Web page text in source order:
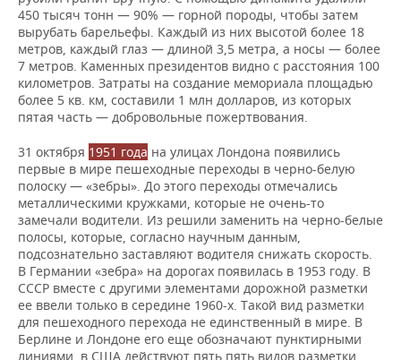
450 тысяч тонн — 90% — горной породы, чтобы затем
вырубать барельефы. Каждый из них высотой более 18
метров, каждый глаз — длиной 3,5 метра, а носы — более
7 метров. Каменных президентов видно с расстояния 100
километров. Затраты на создание мемориала площадью
более 5 кв. км, составили 1 млн долларов, из которых
пятая часть — добровольные пожертвования.
31 октября 1951 года на улицах Лондона появились
первые в мире пешеходные переходы в черно-белую
полоску — «зебры». До этого переходы отмечались
металлическими кружками, которые не очень-то
замечали водители. Из решили заменить на черно-белые
полосы, которые, согласно научным данным,
подсознательно заставляют водителя снижать скорость.
В Германии «зебра» на дорогах появилась в 1953 году. В
СССР вместе с другими элементами дорожной разметки
ее ввели только в середине 1960-х. Такой вид разметки
для пешеходного перехода не единственный в мире. В
Берлине и Лондоне его еще обозначают пунктирными
линиями, в США действуют пять пять видов разметки.